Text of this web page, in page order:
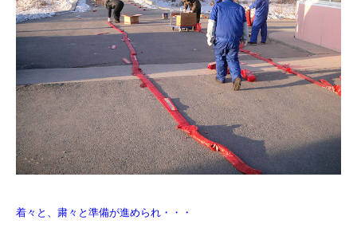
着々と、粛々と準備が進められ・・・